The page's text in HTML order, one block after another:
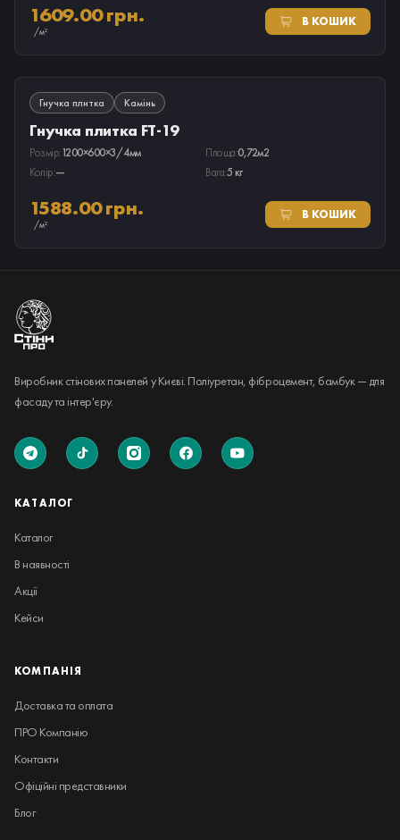
1609.00 грн.
/м²
В КОШИК
ПІД ЗАМОВЛЕННЯ
Гнучка плитка Камінь
Гнучка плитка FT-19
Розмір:1200×600×3/4мм Площа:0,72м2
Колір:— Вага:5 кг
1588.00 грн.
/м²
В КОШИК
Виробник стінових панелей у Києві. Поліуретан, фіброцемент, бамбук — для
фасаду та інтер'єру.
КАТАЛОГ
Каталог
В наявності
Акції
Кейси
КОМПАНІЯ
Доставка та оплата
ПРО Компанію
Контакти
Офіційні представники
Блог